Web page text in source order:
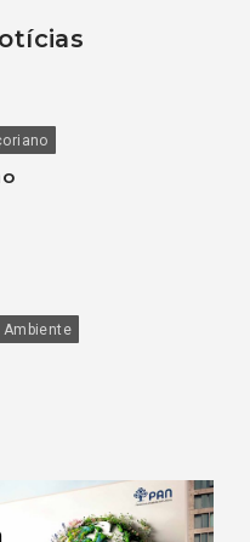
Ambiente